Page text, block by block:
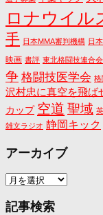
ロナウイル
手 日本MMA審判機構 日
映画 書評 東北格闘技連合会
争 格闘技医学会 格
沢村忠に真空を飛ば
カップ 空道 聖域
雑文ラジオ 静岡キック
アーカイブ
ア
カ
記事検索